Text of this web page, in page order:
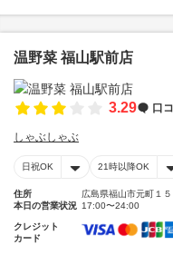
温野菜 福山駅前店
3.29 口
しゃぶしゃぶ
日祝OK 21時以降OK
住所
広島県福山市元町１５
本日の営業状況 17:00〜24:00
クレジット
カード